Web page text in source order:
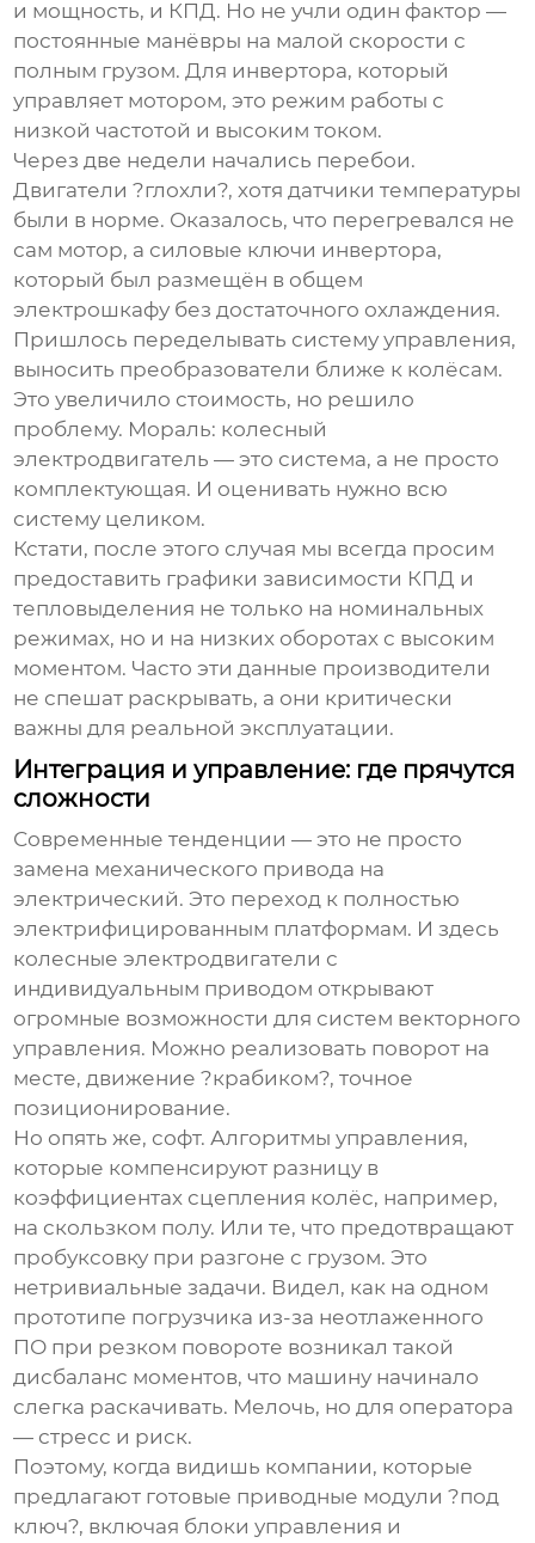
и мощность, и КПД. Но не учли один фактор —
постоянные манёвры на малой скорости с
полным грузом. Для инвертора, который
управляет мотором, это режим работы с
низкой частотой и высоким током.
Через две недели начались перебои.
Двигатели ?глохли?, хотя датчики температуры
были в норме. Оказалось, что перегревался не
сам мотор, а силовые ключи инвертора,
который был размещён в общем
электрошкафу без достаточного охлаждения.
Пришлось переделывать систему управления,
выносить преобразователи ближе к колёсам.
Это увеличило стоимость, но решило
проблему. Мораль: колесный
электродвигатель — это система, а не просто
комплектующая. И оценивать нужно всю
систему целиком.
Кстати, после этого случая мы всегда просим
предоставить графики зависимости КПД и
тепловыделения не только на номинальных
режимах, но и на низких оборотах с высоким
моментом. Часто эти данные производители
не спешат раскрывать, а они критически
важны для реальной эксплуатации.
Интеграция и управление: где прячутся
сложности
Современные тенденции — это не просто
замена механического привода на
электрический. Это переход к полностью
электрифицированным платформам. И здесь
колесные электродвигатели с
индивидуальным приводом открывают
огромные возможности для систем векторного
управления. Можно реализовать поворот на
месте, движение ?крабиком?, точное
позиционирование.
Но опять же, софт. Алгоритмы управления,
которые компенсируют разницу в
коэффициентах сцепления колёс, например,
на скользком полу. Или те, что предотвращают
пробуксовку при разгоне с грузом. Это
нетривиальные задачи. Видел, как на одном
прототипе погрузчика из-за неотлаженного
ПО при резком повороте возникал такой
дисбаланс моментов, что машину начинало
слегка раскачивать. Мелочь, но для оператора
— стресс и риск.
Поэтому, когда видишь компании, которые
предлагают готовые приводные модули ?под
ключ?, включая блоки управления и